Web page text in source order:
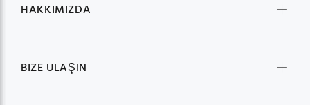
HAKKIMIZDA
BIZE ULAŞIN